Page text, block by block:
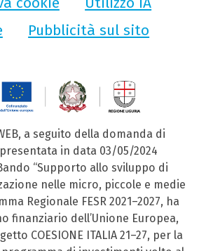
Pubblicità sul sito
a seguito della domanda di
in data 03/05/2024
“Supporto allo sviluppo di
nelle micro, piccole e medie
Regionale FESR 2021–2027, ha
finanziario dell’Unione Europea,
COESIONE ITALIA 21–27, per la